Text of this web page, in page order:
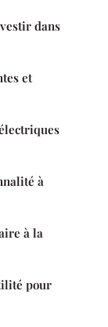
dans
et
à
à la
pour